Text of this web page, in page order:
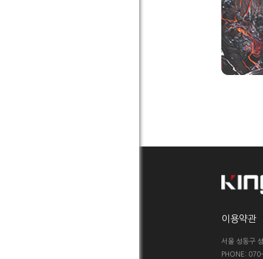
이용약관
서울 성동구
PHONE: